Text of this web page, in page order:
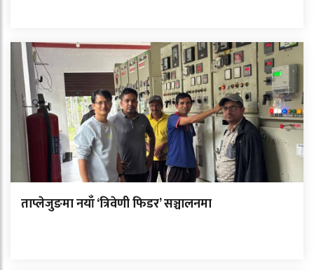
ताप्लेजुङमा नयाँ ‘त्रिवेणी फिडर’ सञ्चालनमा